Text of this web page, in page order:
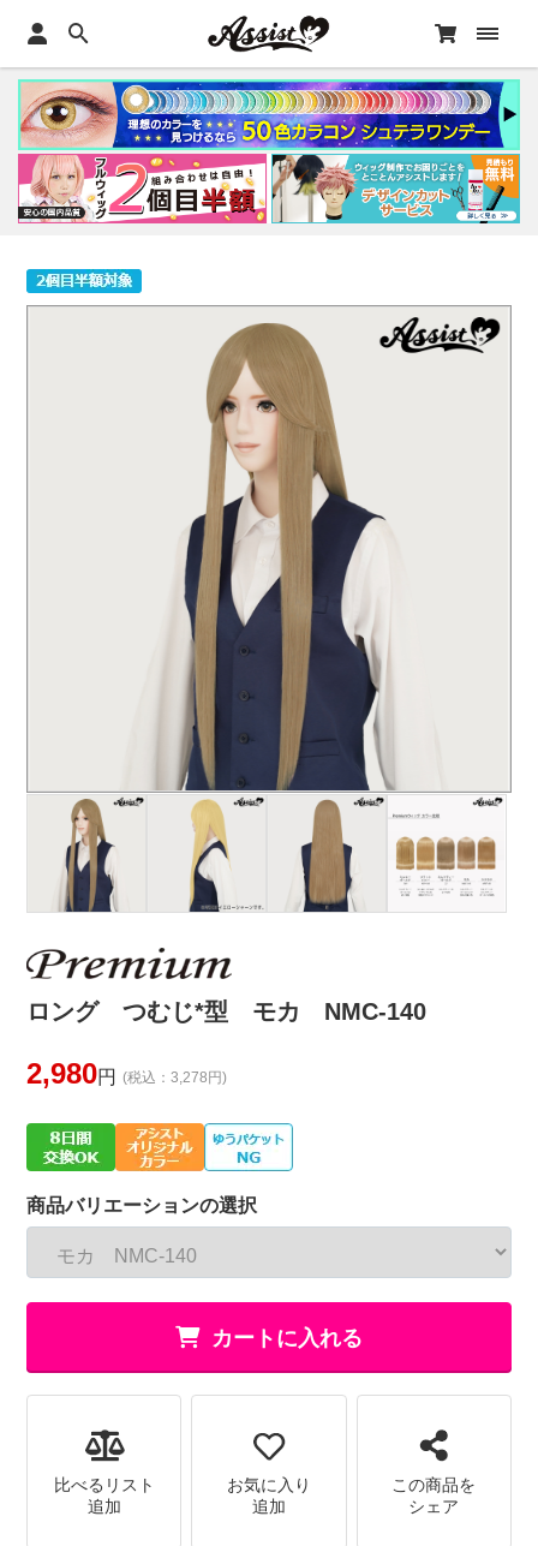
ロング つむじ*型 モカ NMC-140
2,980円 (税込：3,278円)
商品バリエーションの選択
カートに入れる
比べるリスト
追加
お気に入り
追加
この商品を
シェア